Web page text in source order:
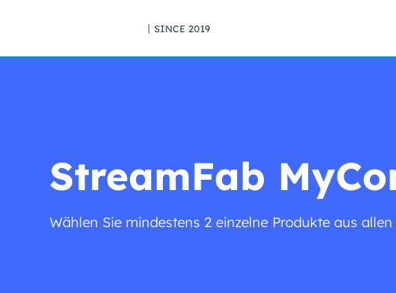
丨SINCE 2019
StreamFab
Wählen Sie mindestens 2 einzelne Produkte aus